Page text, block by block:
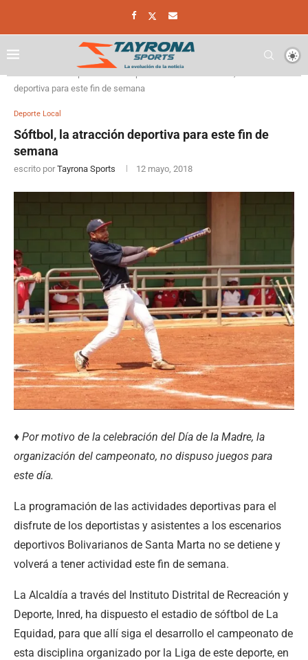
deportiva para este fin de semana
Deporte Local
Sóftbol, la atracción deportiva para este fin de
semana
escrito por Tayrona Sports 12 mayo, 2018
♦ Por motivo de la celebración del Día de la Madre, la
organización del campeonato, no dispuso juegos para
este día.
La programación de las actividades deportivas para el
disfrute de los deportistas y asistentes a los escenarios
deportivos Bolivarianos de Santa Marta no se detiene y
volverá a tener actividad este fin de semana.
La Alcaldía a través del Instituto Distrital de Recreación y
Deporte, Inred, ha dispuesto el estadio de sóftbol de La
Equidad, para que allí siga el desarrollo el campeonato de
esta disciplina organizado por la Liga de este deporte, en